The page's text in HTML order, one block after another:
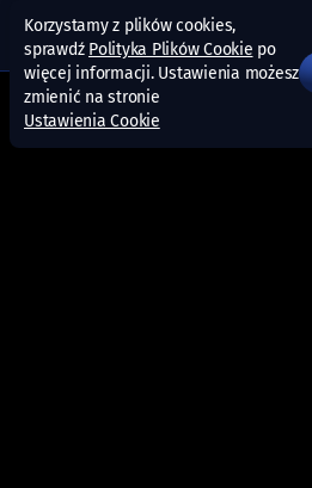
Korzystamy z plików cookies,
sprawdź Polityka Plików Cookie po
więcej informacji. Ustawienia możesz
zmienić na stronie
Ustawienia Cookie